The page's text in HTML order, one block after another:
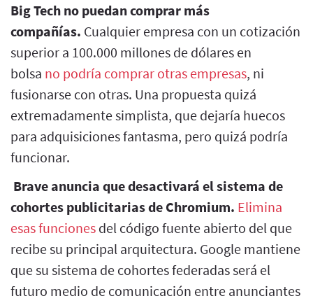
Big Tech no puedan comprar más
compañías. Cualquier empresa con un cotización
superior a 100.000 millones de dólares en
bolsa no podría comprar otras empresas, ni
fusionarse con otras. Una propuesta quizá
extremadamente simplista, que dejaría huecos
para adquisiciones fantasma, pero quizá podría
funcionar.
Brave anuncia que desactivará el sistema de
cohortes publicitarias de Chromium. Elimina
esas funciones del código fuente abierto del que
recibe su principal arquitectura. Google mantiene
que su sistema de cohortes federadas será el
futuro medio de comunicación entre anunciantes